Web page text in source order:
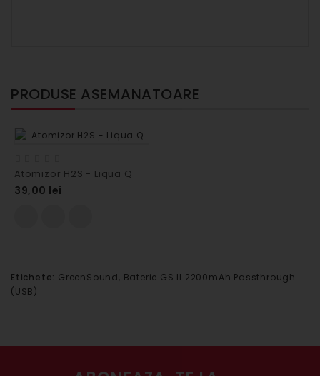
PRODUSE ASEMANATOARE
Atomizor H2S - Liqua Q
39,00 lei
Etichete: GreenSound, Baterie GS II 2200mAh Passthrough
(USB)